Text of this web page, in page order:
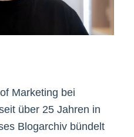
Marketing bei
über 25 Jahren in
Blogarchiv bündelt